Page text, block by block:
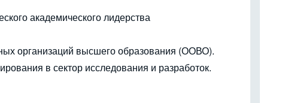
академического лидерства
организаций высшего образования (ООВО).
в сектор исследования и разработок.